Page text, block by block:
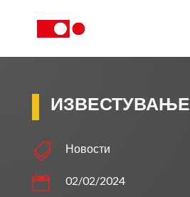
ИЗВЕСТУВАЊЕ
 Новости
 02/02/2024